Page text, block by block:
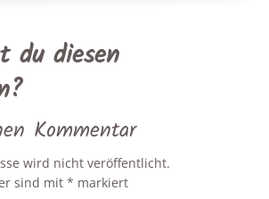
du diesen
Kommentar
wird nicht veröffentlicht.
sind mit* markiert